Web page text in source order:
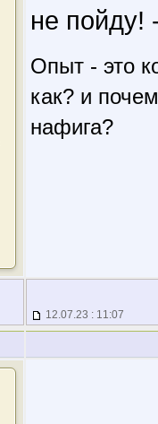
не пойду!
Опыт - это
как? и
нафига?
12.07.23 : 11:07